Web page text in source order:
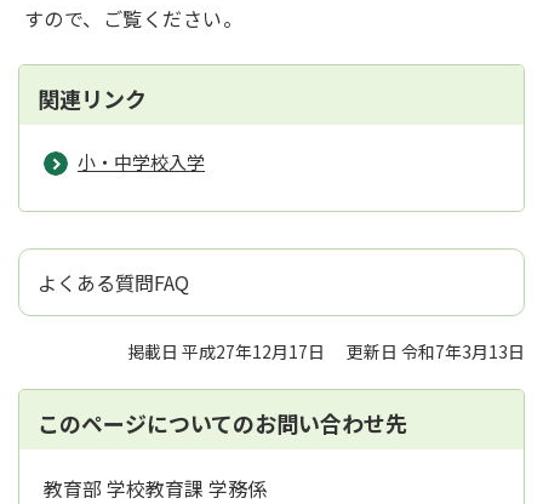
すので、ご覧ください。
関連リンク
小・中学校入学
よくある質問FAQ
掲載日 平成27年12月17日 更新日 令和7年3月13日
このページについてのお問い合わせ先
教育部 学校教育課 学務係